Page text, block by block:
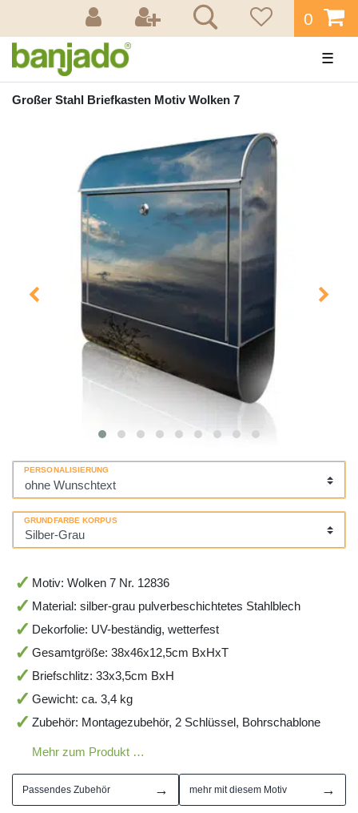
0
☰
Großer Stahl Briefkasten Motiv Wolken 7
PERSONALISIERUNG
GRUNDFARBE KORPUS
Motiv: Wolken 7 Nr. 12836
Material: silber-grau pulverbeschichtetes Stahlblech
Dekorfolie: UV-beständig, wetterfest
Gesamtgröße: 38x46x12,5cm BxHxT
Briefschlitz: 33x3,5cm BxH
Gewicht: ca. 3,4 kg
Zubehör: Montagezubehör, 2 Schlüssel, Bohrschablone
Mehr zum Produkt …
Passendes Zubehör → mehr mit diesem Motiv →